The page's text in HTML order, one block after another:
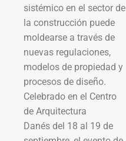
sistémico en el sector de
la construcción puede
moldearse a través de
nuevas regulaciones,
modelos de propiedad y
procesos de diseño.
Celebrado en el Centro
de Arquitectura
Danés del 18 al 19 de